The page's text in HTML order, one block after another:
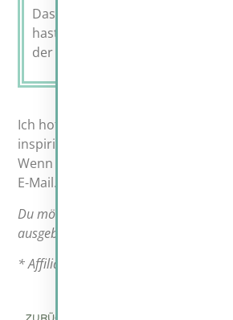
Das nächste Kapitel erscheint
hast die Einführung verpasst?
der
alle bisher
Ich hoffe, dieser Artikel konnte dir
inspirieren, gemeinsam zu wachsen.
Wenn du weitere Fragen hast,
E-Mail.
Du möchtest uns unterstützen oder
ausgeben? Das kannst du
* Affiliantlink – Was ist das?